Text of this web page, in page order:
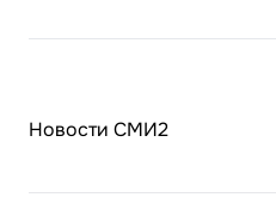
Новости СМИ2